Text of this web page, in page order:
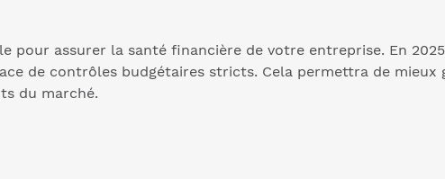
pour assurer la santé financière de votre entreprise. En
de contrôles budgétaires stricts. Cela permettra de mieux
du marché.